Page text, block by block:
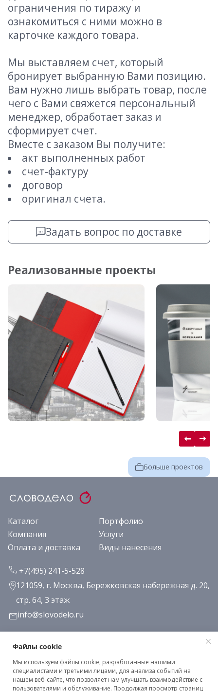
ограничения по тиражу и
ознакомиться с ними можно в
карточке каждого товара.
Мы выставляем счет, который
бронирует выбранную Вами позицию.
Вам нужно лишь выбрать товар, после
чего с Вами свяжется персональный
менеджер, обработает заказ и
сформирует счет.
Вместе с заказом Вы получите:
акт выполненных работ
счет-фактуру
договор
оригинал счета.
Задать вопрос по доставке
Реализованные проекты
Больше проектов
Каталог
Портфолио
Компания
Услуги
Оплата и доставка
Виды нанесения
+7(495) 241-5-528
121059, г. Москва, Бережковская набережная д. 20,
стр. 64, 3 этаж
info@slovodelo.ru
Заказать звонок
Подписаться на рассылку
Файлы cookie
Мы используем файлы cookie, разработанные нашими
специалистами и третьими лицами, для анализа событий на
нашем веб-сайте, что позволяет нам улучшать взаимодействие с
пользователями и обслуживание. Продолжая просмотр страниц